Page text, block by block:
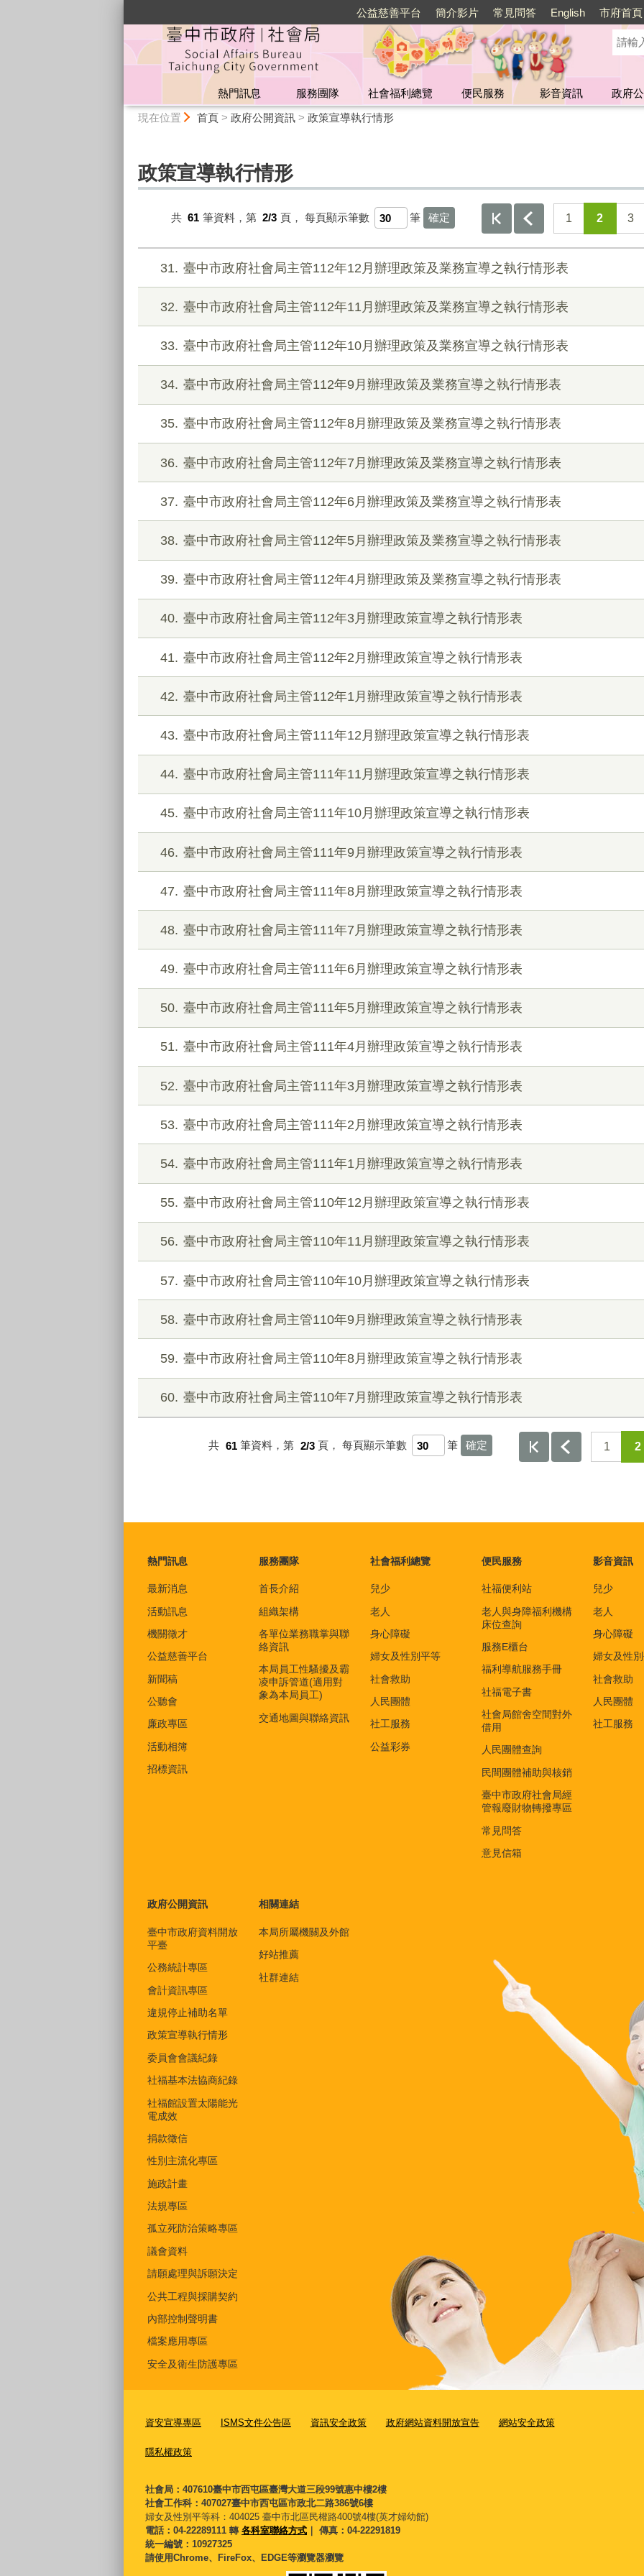
公益慈善平台 簡介影片 常見問答 English 市府首頁
熱門訊息 服務團隊 社會福利總覽 便民服務 影音資訊
政府
現在位置 首頁> 政府公開資訊> 政策宣導執行情形
政策宣導執行情形
共 61 筆資料，第 2/3 頁， 每頁顯示筆數 筆 1 2 3
31 臺中市政府社會局主管112年12月辦理政策及業務宣導之執行情形表
32 臺中市政府社會局主管112年11月辦理政策及業務宣導之執行情形表
33 臺中市政府社會局主管112年10月辦理政策及業務宣導之執行情形表
34 臺中市政府社會局主管112年9月辦理政策及業務宣導之執行情形表
35 臺中市政府社會局主管112年8月辦理政策及業務宣導之執行情形表
36 臺中市政府社會局主管112年7月辦理政策及業務宣導之執行情形表
37 臺中市政府社會局主管112年6月辦理政策及業務宣導之執行情形表
38 臺中市政府社會局主管112年5月辦理政策及業務宣導之執行情形表
39 臺中市政府社會局主管112年4月辦理政策及業務宣導之執行情形表
40 臺中市政府社會局主管112年3月辦理政策宣導之執行情形表
41 臺中市政府社會局主管112年2月辦理政策宣導之執行情形表
42 臺中市政府社會局主管112年1月辦理政策宣導之執行情形表
43 臺中市政府社會局主管111年12月辦理政策宣導之執行情形表
44 臺中市政府社會局主管111年11月辦理政策宣導之執行情形表
45 臺中市政府社會局主管111年10月辦理政策宣導之執行情形表
46 臺中市政府社會局主管111年9月辦理政策宣導之執行情形表
47 臺中市政府社會局主管111年8月辦理政策宣導之執行情形表
48 臺中市政府社會局主管111年7月辦理政策宣導之執行情形表
49 臺中市政府社會局主管111年6月辦理政策宣導之執行情形表
50 臺中市政府社會局主管111年5月辦理政策宣導之執行情形表
51 臺中市政府社會局主管111年4月辦理政策宣導之執行情形表
52 臺中市政府社會局主管111年3月辦理政策宣導之執行情形表
53 臺中市政府社會局主管111年2月辦理政策宣導之執行情形表
54 臺中市政府社會局主管111年1月辦理政策宣導之執行情形表
55 臺中市政府社會局主管110年12月辦理政策宣導之執行情形表
56 臺中市政府社會局主管110年11月辦理政策宣導之執行情形表
57 臺中市政府社會局主管110年10月辦理政策宣導之執行情形表
58 臺中市政府社會局主管110年9月辦理政策宣導之執行情形表
59 臺中市政府社會局主管110年8月辦理政策宣導之執行情形表
60 臺中市政府社會局主管110年7月辦理政策宣導之執行情形表
共 61 筆資料，第 2/3 頁， 每頁顯示筆數 筆 1 2
熱門訊息
最新消息
活動訊息
機關徵才
公益慈善平台
新聞稿
公聽會
廉政專區
活動相簿
招標資訊
服務團隊
首長介紹
組織架構
各單位業務職掌與聯
絡資訊
本局員工性騷擾及霸
凌申訴管道(適用對
象為本局員工)
交通地圖與聯絡資訊
社會福利總覽
兒少
老人
身心障礙
婦女及性別平等
社會救助
人民團體
社工服務
公益彩券
便民服務
社福便利站
老人與身障福利機構
床位查詢
服務E櫃台
福利導航服務手冊
社福電子書
社會局館舍空間對外
借用
人民團體查詢
民間團體補助與核銷
臺中市政府社會局經
管報廢財物轉撥專區
常見問答
意見信箱
影音資訊
兒少
老人
身心障礙
婦女及性
社會救助
人民團體
社工服務
政府公開資訊
臺中市政府資料開放
平臺
公務統計專區
會計資訊專區
違規停止補助名單
政策宣導執行情形
委員會會議紀錄
社福基本法協商紀錄
社福館設置太陽能光
電成效
捐款徵信
性別主流化專區
施政計畫
法規專區
孤立死防治策略專區
議會資料
請願處理與訴願決定
公共工程與採購契約
內部控制聲明書
檔案應用專區
安全及衛生防護專區
相關連結
本局所屬機關及外館
好站推薦
社群連結
資安宣導專區 ISMS文件公告區 資訊安全政策 政府網站資料開放宣告 網站安全政策
隱私權政策
社會局：407610臺中市西屯區臺灣大道三段99號惠中樓2樓
社會工作科：407027臺中市西屯區市政北二路386號6樓
婦女及性別平等科： 404025 臺中市北區民權路400號4樓(英才婦幼館)
電話：04-22289111 轉 各科室聯絡方式 ｜ 傳真：04-22291819
統一編號：10927325
請使用Chrome、FireFox、EDGE等瀏覽器瀏覽